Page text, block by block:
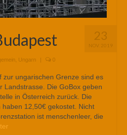
23
NOV. 2019
Ungarn | 0
zur ungarischen Grenze sind es
Landstrasse. Die GoBox geben
in Österreich zurück. Die
12,50€ gekostet. Nicht
ist menschenleer, die